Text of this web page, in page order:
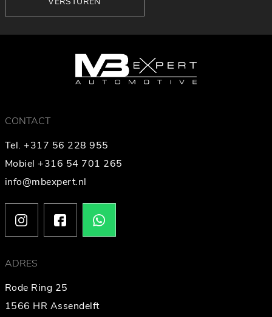
CONTACT
Tel. +317 56 228 955
Mobiel +316 54 701 265
info@mbexpert.nl
ADRES
Rode Ring 25
1566 HR Assendelft